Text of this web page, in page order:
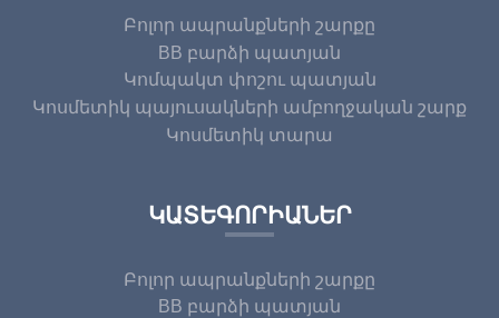
Բոլոր ապրանքների շարքը
BB բարձի պատյան
Կոմպակտ փոշու պատյան
Կոսմետիկ պայուսակների ամբողջական շարք
Կոսմետիկ տարա
ԿԱՏԵԳՈՐԻԱՆԵՐ
Բոլոր ապրանքների շարքը
BB բարձի պատյան